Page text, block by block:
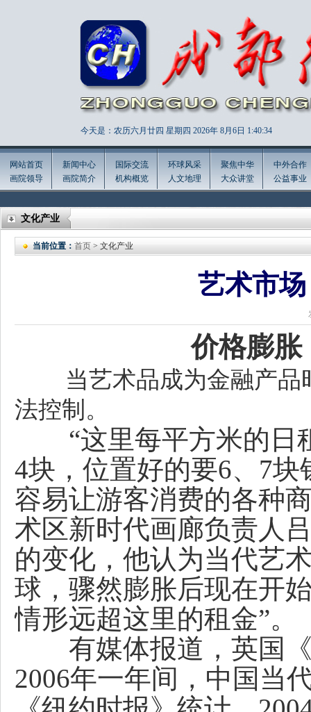
今天是：农历六月廿四 星期四 2026年 8月6日 1:40:36
网站首页
画院领导
新闻中心
画院简介
国际交流
机构概览
环球风采
人文地理
聚焦中华
大众讲堂
中外合作
公益事业
文化产业
当前位置： 首页 > 文化产业
艺术市
价格膨胀
当艺术品成为金融产品
法控制。
“这里每平方米的日
4块，位置好的要6、7
容易让游客消费的各种
术区新时代画廊负责人
的变化，他认为当代艺
球，骤然膨胀后现在开
情形远超这里的租金”。
有媒体报道，英国《
2006年一年间，中国当